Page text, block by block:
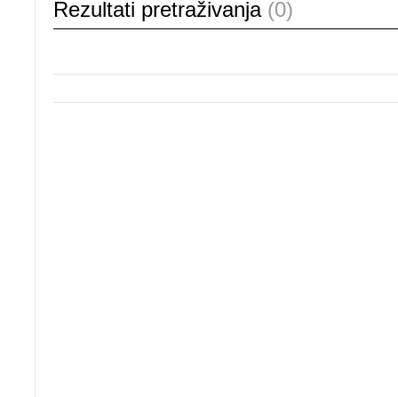
Rezultati pretraživanja (0)